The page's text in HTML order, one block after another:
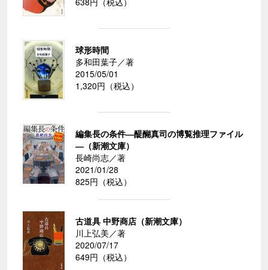
球形時間
多和田葉子／著
2015/05/01
1,320円（税込）
編集長の条件―醍醐真司の博覧推理ファイル
―（新潮文庫）
長崎尚志／著
2021/01/28
825円（税込）
古道具 中野商店（新潮文庫）
川上弘美／著
2020/07/17
649円（税込）